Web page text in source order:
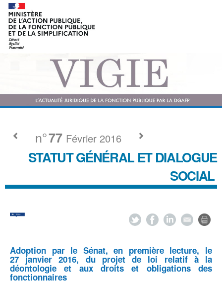
n°77 Février 2016
STATUT GÉNÉRAL ET DIALOGUE
SOCIAL
Adoption par le Sénat, en première lecture, le
27 janvier 2016, du projet de loi relatif à la
déontologie et aux droits et obligations des
fonctionnaires